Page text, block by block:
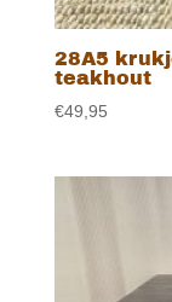
28A5
teakhout
€49,95